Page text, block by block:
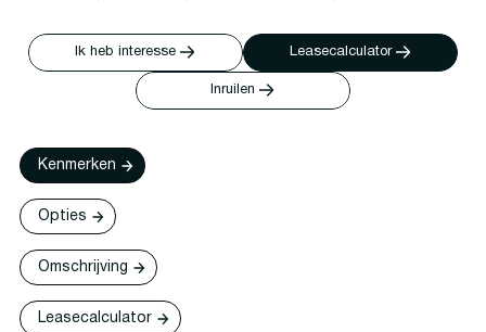
Ik heb interesse Leasecalculator
Inruilen
Kenmerken
Opties
Omschrijving
Leasecalculator